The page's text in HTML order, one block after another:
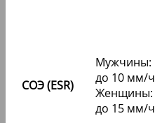
СОЭ (ESR)
Мужчины:
до 10 мм/ч
Женщины:
до 15 мм/ч